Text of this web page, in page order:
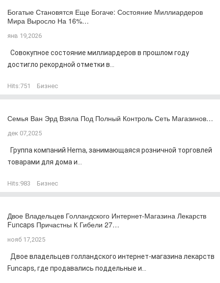
Богатые Становятся Еще Богаче: Состояние Миллиардеров
Мира Выросло На 16%…
янв 19,2026
Совокупное состояние миллиардеров в прошлом году
достигло рекордной отметки в...
Hits:751 Бизнес
Семья Ван Эрд Взяла Под Полный Контроль Сеть Магазинов…
дек 07,2025
Группа компаний Hema, занимающаяся розничной торговлей
товарами для дома и...
Hits:983 Бизнес
Двое Владельцев Голландского Интернет-Магазина Лекарств
Funcaps Причастны К Гибели 27…
нояб 17,2025
Двое владельцев голландского интернет-магазина лекарств
Funcaps, где продавались поддельные и...